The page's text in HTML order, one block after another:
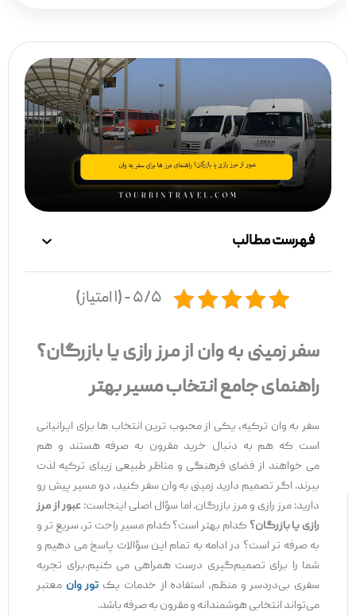
فهرست مطالب
۵/۵ - (۱ امتیاز)
سفر زمینی به وان از مرز رازی یا بازرگان؟
راهنمای جامع انتخاب مسیر بهتر
سفر به وان ترکیه، یکی از محبوب ‌ترین انتخاب ‌ها برای ایرانیانی
است که هم به دنبال خرید مقرون ‌به ‌صرفه هستند و هم
می ‌خواهند از فضای فرهنگی و مناظر طبیعی زیبای ترکیه لذت
ببرند. اگر تصمیم دارید زمینی به وان سفر کنید، دو مسیر پیش ‌رو
دارید: مرز رازی و مرز بازرگان. اما سؤال اصلی اینجاست:عبور از مرز
رازی یا بازرگان؟کدام بهتر است؟ کدام مسیر راحت ‌تر، سریع ‌تر و
به ‌صرفه‌ تر است؟ در ادامه به تمام این سؤالات پاسخ می ‌دهیم و
شما را برای تصمیم‌گیری درست همراهی می ‌کنیم.برای تجربه
سفری بی‌دردسر و منظم، استفاده از خدمات یکتور وانمعتبر
می‌تواند انتخابی هوشمندانه و مقرون‌ به‌ صرفه باشد.